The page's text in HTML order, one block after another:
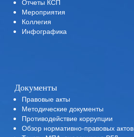
Отчеты КСП
Мероприятия
Коллегия
Инфографика
Документы
Правовые акты
Методические документы
Противодействие коррупции
Обзор нормативно-правовых актов